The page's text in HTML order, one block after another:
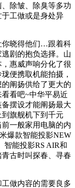
除皱、除臭等多功
工做或是身处异
晓得他们…跟着科
剧的抱负选择。山
惠威声响分化了很
便携取机能拍摄，
阐扬供给了更大的
看吧~中华平易近
摆设才能阐扬最大
旗舰机下到千元
一般家用电脑的内
爆款智能投影NEW
智能投影RS AIR和
古时叫探春、寻春
做内容的需要良多